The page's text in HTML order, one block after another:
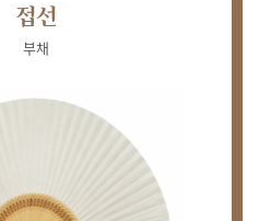
접선
부채